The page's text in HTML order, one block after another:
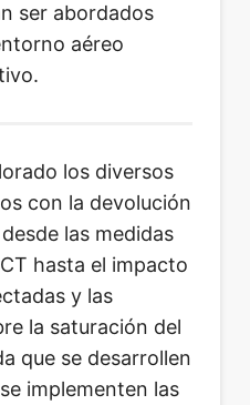
ser abordados
aéreo
los diversos
con la devolución
las medidas
hasta el impacto
y las
la saturación del
que se desarrollen
implementen las